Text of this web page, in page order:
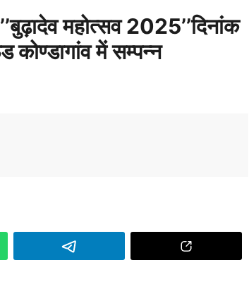
महोत्सव 2025’’दिनांक
कोण्डागांव में सम्पन्न